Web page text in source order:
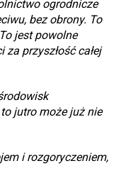
ogrodnicze
bez obrony. To
jest powolne
przyszłość całej
jutro może już nie
i rozgoryczeniem,